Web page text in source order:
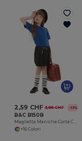
2,59 CHF 3,85 CHF -33%
B&C B150B
Maglietta Maniche Corte Comfort Fit
+16 Colori